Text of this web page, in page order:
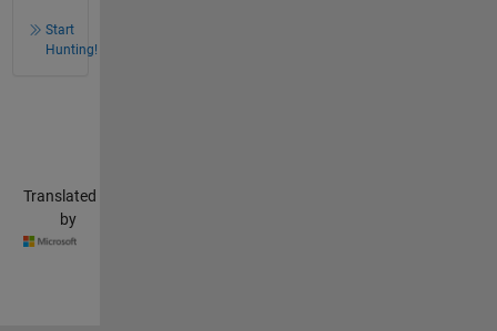
Start
Hunting!
Translated
by